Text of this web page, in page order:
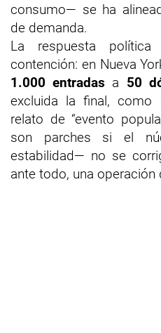
consumo— se ha
de demanda.
La respuesta
contención: en Nueva
1.000 entradas a 50
excluida la final, como
relato de “evento
son parches si el
estabilidad— no se
ante todo, una operación